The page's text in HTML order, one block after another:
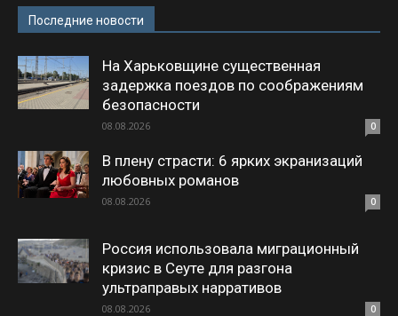
Последние новости
На Харьковщине существенная
задержка поездов по соображениям
безопасности
08.08.2026 0
В плену страсти: 6 ярких экранизаций
любовных романов
08.08.2026 0
Россия использовала миграционный
кризис в Сеуте для разгона
ультраправых нарративов
08.08.2026 0